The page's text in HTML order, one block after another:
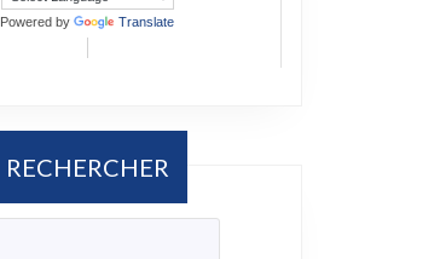
Powered by Translate
RECHERCHER